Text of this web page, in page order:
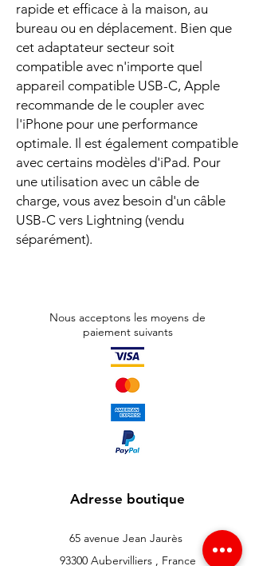
rapide et efficace à la maison, au
bureau ou en déplacement. Bien que
cet adaptateur secteur soit
compatible avec n'importe quel
appareil compatible USB-C, Apple
recommande de le coupler avec
l'iPhone pour une performance
optimale. Il est également compatible
avec certains modèles d'iPad. Pour
une utilisation avec un câble de
charge, vous avez besoin d'un câble
USB-C vers Lightning (vendu
séparément).
Nous acceptons les moyens de
paiement suivants
Adresse boutique
65 avenue Jean Jaurès
93300 Aubervilliers , France